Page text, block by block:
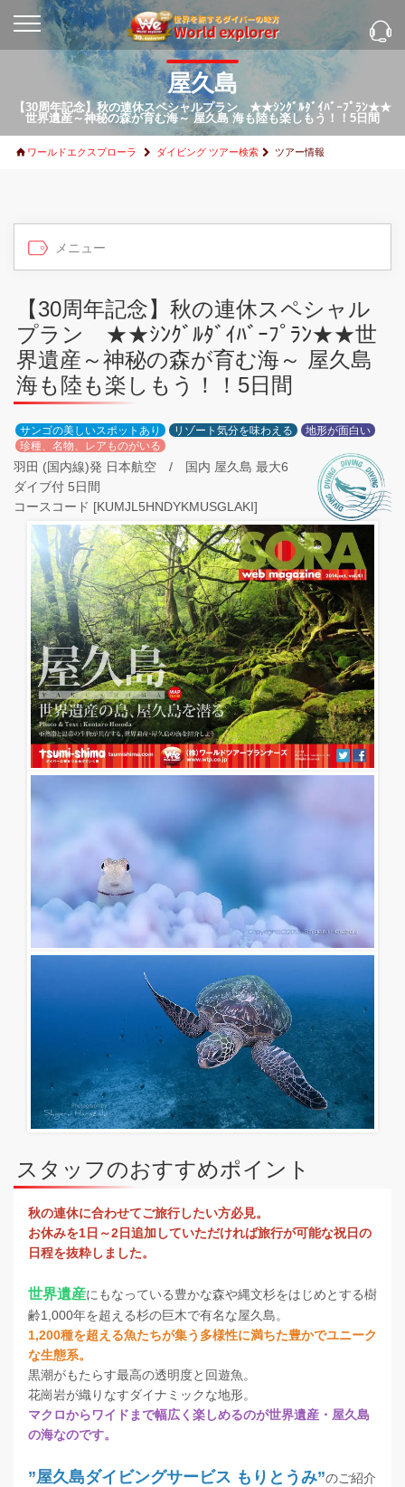
屋久島
【30周年記念】秋の連休スペシャルプラン ★★ｼﾝｸﾞﾙﾀﾞｲﾊﾞｰﾌﾟﾗﾝ★★
世界遺産～神秘の森が育む海～ 屋久島 海も陸も楽しもう！！5日間
ワールドエクスプローラ ダイビング ツアー検索 ツアー情報
【30周年記念】秋の連休スペシャル
プラン ★★ｼﾝｸﾞﾙﾀﾞｲﾊﾞｰﾌﾟﾗﾝ★★世
界遺産～神秘の森が育む海～ 屋久島
海も陸も楽しもう！！5日間
サンゴの美しいスポットあり リゾート気分を味わえる
地形が面白い
珍種、名物、レアものがいる
羽田 (国内線)発 日本航空 / 国内 屋久島 最大6
ダイブ付 5日間
コースコード [KUMJL5HNDYKMUSGLAKI]
スタッフのおすすめポイント
秋の連休に合わせてご旅行したい方必見。
お休みを1日～2日追加していただければ旅行が可能な祝日の
日程を抜粋しました。
世界遺産にもなっている豊かな森や縄文杉をはじめとする樹
齢1,000年を超える杉の巨木で有名な屋久島。
1,200種を超える魚たちが集う多様性に満ちた豊かでユニーク
な生態系。
黒潮がもたらす最高の透明度と回遊魚。
花崗岩が織りなすダイナミックな地形。
マクロからワイドまで幅広く楽しめるのが世界遺産・屋久島
の海なのです。
”屋久島ダイビングサービス もりとうみ”のご紹介